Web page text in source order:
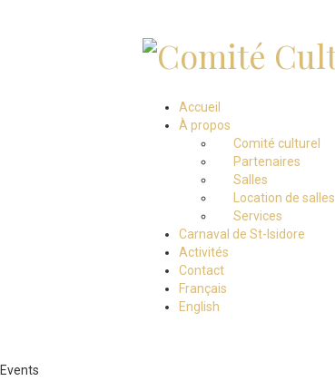
Accueil
À propos
Comité culturel
Partenaires
Salles
Location de salles
Services
Carnaval de St-Isidore
Activités
Contact
Français
English
Events